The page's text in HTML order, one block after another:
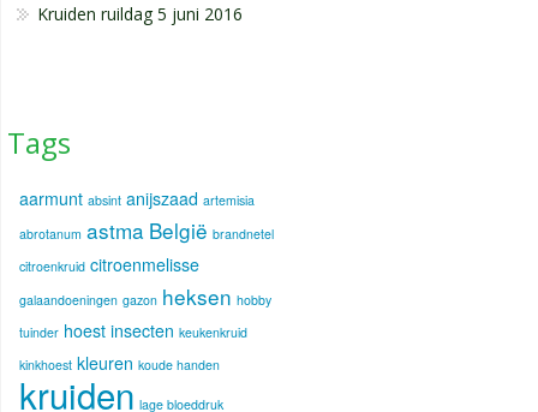
Kruiden ruildag 5 juni 2016
Tags
aarmunt absint anijszaad artemisia
abrotanum astma België brandnetel
citroenkruid citroenmelisse
galaandoeningen gazon heksen hobby
tuinder hoest insecten keukenkruid
kinkhoest kleuren koude handen
kruiden lage bloeddruk